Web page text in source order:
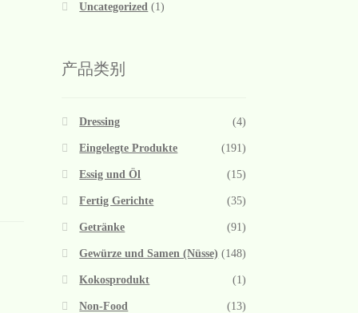
Uncategorized (1)
产品类别
Dressing (4)
Eingelegte Produkte (191)
Essig und Öl (15)
Fertig Gerichte (35)
Getränke (91)
Gewürze und Samen (Nüsse) (148)
Kokosprodukt (1)
Non-Food (13)